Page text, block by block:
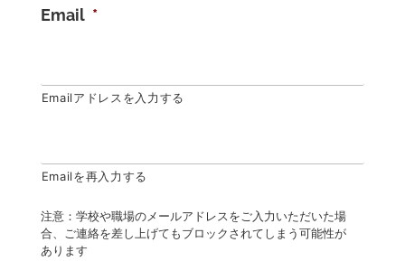
Email *
Emailアドレスを入力する
Emailを再入力する
注意：学校や職場のメールアドレスをご入力いただいた場
合、ご連絡を差し上げてもブロックされてしまう可能性が
あります